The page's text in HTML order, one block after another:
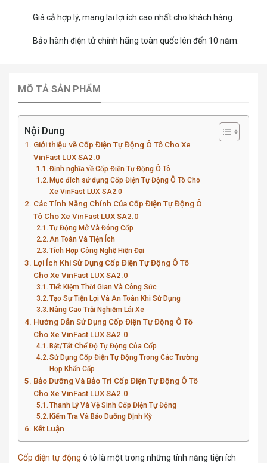
Giá cả hợp lý, mang lại lợi ích cao nhất cho khách hàng.
Bảo hành điện tử chính hãng toàn quốc lên đến 10 năm.
MÔ TẢ SẢN PHẨM
Nội Dung
Giới thiệu về Cốp Điện Tự Động Ô Tô Cho Xe
VinFast LUX SA2.0
Định nghĩa về Cốp Điện Tự Động Ô Tô
Mục đích sử dụng Cốp Điện Tự Động Ô Tô Cho
Xe VinFast LUX SA2.0
Các Tính Năng Chính Của Cốp Điện Tự Động Ô
Tô Cho Xe VinFast LUX SA2.0
Tự Động Mở Và Đóng Cốp
An Toàn Và Tiện Ích
Tích Hợp Công Nghệ Hiện Đại
Lợi Ích Khi Sử Dụng Cốp Điện Tự Động Ô Tô
Cho Xe VinFast LUX SA2.0
Tiết Kiệm Thời Gian Và Công Sức
Tạo Sự Tiện Lợi Và An Toàn Khi Sử Dụng
Nâng Cao Trải Nghiệm Lái Xe
Hướng Dẫn Sử Dụng Cốp Điện Tự Động Ô Tô
Cho Xe VinFast LUX SA2.0
Bật/Tắt Chế Độ Tự Động Của Cốp
Sử Dụng Cốp Điện Tự Động Trong Các Trường
Hợp Khẩn Cấp
Bảo Dưỡng Và Bảo Trì Cốp Điện Tự Động Ô Tô
Cho Xe VinFast LUX SA2.0
Thanh Lý Và Vệ Sinh Cốp Điện Tự Động
Kiểm Tra Và Bảo Dưỡng Định Kỳ
Kết Luận
Cốp điện tự động ô tô là một trong những tính năng tiện ích